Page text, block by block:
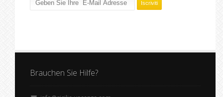
Brauchen Sie Hilfe?